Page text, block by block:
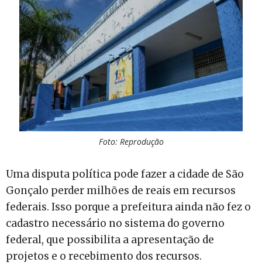
Foto: Reprodução
Uma disputa política pode fazer a cidade de São
Gonçalo perder milhões de reais em recursos
federais. Isso porque a prefeitura ainda não fez o
cadastro necessário no sistema do governo
federal, que possibilita a apresentação de
projetos e o recebimento dos recursos.